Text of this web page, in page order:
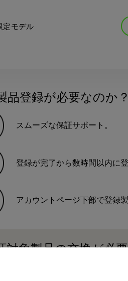
定モデル
品登録が必要なのか？
スムーズな保証サポート。
登録が完了から数時間以内に
アカウントページ下部で登録
対象製品の交換が必
交換申請フォームにご記入いただ
ご案内をさせていただきます。